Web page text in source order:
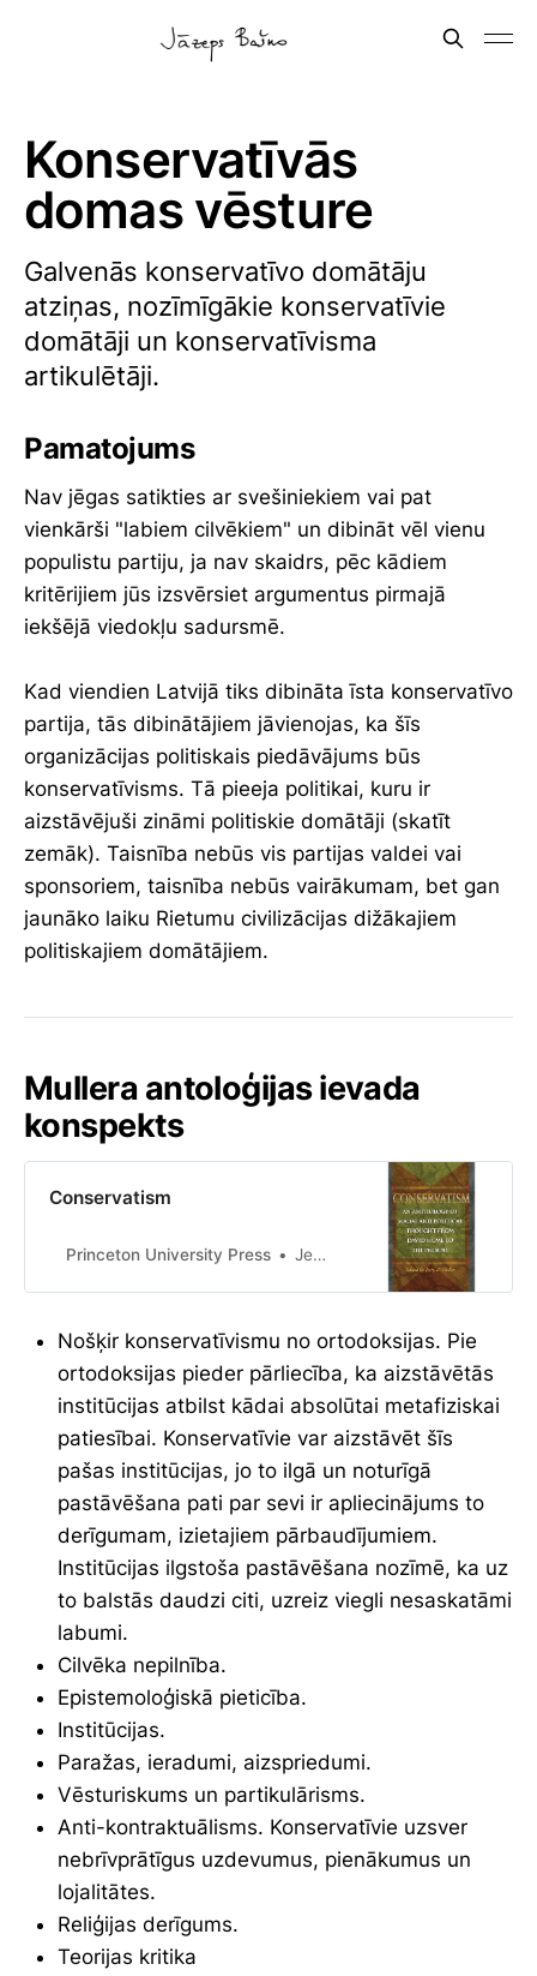
Konservatīvās
domas vēsture
Galvenās konservatīvo domātāju
atziņas, nozīmīgākie konservatīvie
domātāji un konservatīvisma
artikulētāji.
Pamatojums
Nav jēgas satikties ar svešiniekiem vai pat
vienkārši "labiem cilvēkiem" un dibināt vēl vienu
populistu partiju, ja nav skaidrs, pēc kādiem
kritērijiem jūs izsvērsiet argumentus pirmajā
iekšējā viedokļu sadursmē.
Kad viendien Latvijā tiks dibināta īsta konservatīvo
partija, tās dibinātājiem jāvienojas, ka šīs
organizācijas politiskais piedāvājums būs
konservatīvisms. Tā pieeja politikai, kuru ir
aizstāvējuši zināmi politiskie domātāji (skatīt
zemāk). Taisnība nebūs vis partijas valdei vai
sponsoriem, taisnība nebūs vairākumam, bet gan
jaunāko laiku Rietumu civilizācijas dižākajiem
politiskajiem domātājiem.
Mullera antoloģijas ievada
konspekts
Conservatism
Princeton University Press Jerry Z. Muller
Nošķir konservatīvismu no ortodoksijas. Pie
ortodoksijas pieder pārliecība, ka aizstāvētās
institūcijas atbilst kādai absolūtai metafiziskai
patiesībai. Konservatīvie var aizstāvēt šīs
pašas institūcijas, jo to ilgā un noturīgā
pastāvēšana pati par sevi ir apliecinājums to
derīgumam, izietajiem pārbaudījumiem.
Institūcijas ilgstoša pastāvēšana nozīmē, ka uz
to balstās daudzi citi, uzreiz viegli nesaskatāmi
labumi.
Cilvēka nepilnība.
Epistemoloģiskā pieticība.
Institūcijas.
Paražas, ieradumi, aizspriedumi.
Vēsturiskums un partikulārisms.
Anti-kontraktuālisms. Konservatīvie uzsver
nebrīvprātīgus uzdevumus, pienākumus un
lojalitātes.
Reliģijas derīgums.
Teorijas kritika